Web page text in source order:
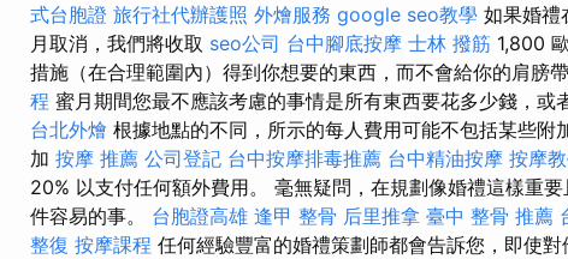
式台胞證 旅行社代辦護照 外燴服務 google seo教學 如果婚禮
月取消，我們將收取 seo公司 台中腳底按摩 士林 撥筋 1,800
措施（在合理範圍內）得到你想要的東西，而不會給你的肩膀
程 蜜月期間您最不應該考慮的事情是所有東西要花多少錢，或
台北外燴 根據地點的不同，所示的每人費用可能不包括某些
加 按摩 推薦 公司登記 台中按摩排毒推薦 台中精油按摩 按摩
20% 以支付任何額外費用。 毫無疑問，在規劃像婚禮這樣重
件容易的事。 台胞證高雄 逢甲 整骨 后里推拿 臺中 整骨 推薦
整復 按摩課程 任何經驗豐富的婚禮策劃師都會告訴您，即使